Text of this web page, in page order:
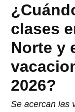
clases
Norte y
2026?
Se acercan las